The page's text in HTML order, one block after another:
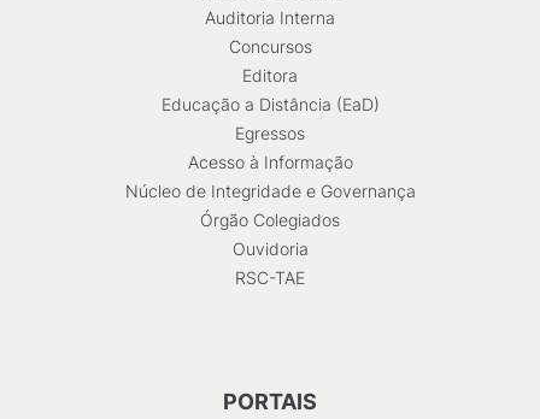
Auditoria Interna
Concursos
Editora
Educação a Distância (EaD)
Egressos
Acesso à Informação
Núcleo de Integridade e Governança
Órgão Colegiados
Ouvidoria
RSC-TAE
PORTAIS